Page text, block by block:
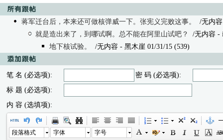
蒋军迁台后，本来还可做核弹威一下。张宪义完败这事。
/无内
就是造出来了，到哪试啊。总不能在阿里山试吧？
/无内容 -
地下核试验。
/无内容 - 黑木崖 01/31/15 (539)
笔 名 (必选项):
密 码 (必选项):
标 题 (必选项):
内 容 (选填项):
段落格式 字体 字号